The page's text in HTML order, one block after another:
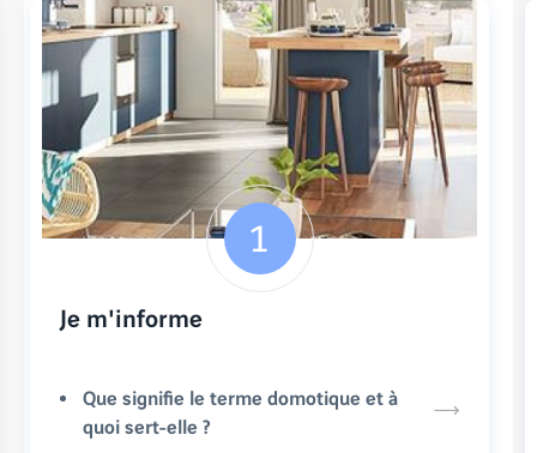
Je m'informe
Que signifie le terme domotique et à
quoi sert-elle ?